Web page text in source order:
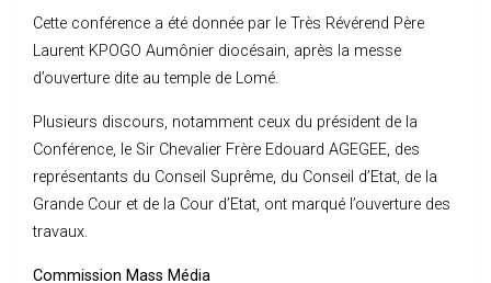
Cette conférence a été donnée par le Très Révérend Père
Laurent KPOGO Aumônier diocésain, après la messe
d’ouverture dite au temple de Lomé.
Plusieurs discours, notamment ceux du président de la
Conférence, le Sir Chevalier Frère Edouard AGEGEE, des
représentants du Conseil Suprême, du Conseil d’Etat, de la
Grande Cour et de la Cour d’Etat, ont marqué l’ouverture des
travaux.
Commission Mass Média